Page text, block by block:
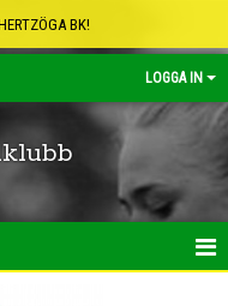
BK!
LOGGA IN